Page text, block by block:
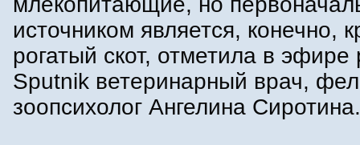
источником является, конечно,
рогатый скот, отметила в эфире
Sputnik ветеринарный врач,
зоопсихолог Ангелина Сиротина.